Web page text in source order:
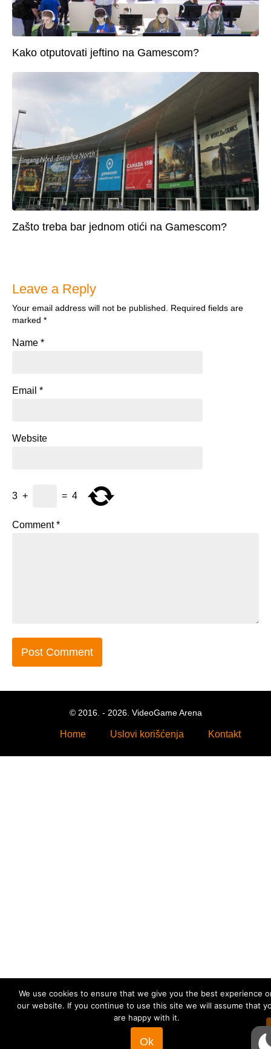
Kako otputovati jeftino na Gamescom?
Zašto treba bar jednom otići na Gamescom?
Leave a Reply
Your email address will not be published.
Required fields are
marked *
Name *
Email *
Website
3 + = 4
Comment*
© 2016. - 2026. VideoGame Arena
Home Uslovi korišćenja Kontakt
We use cookies to ensure that we give you the best experience
our website. If you continue to use this site we will assume that
are happy with it.
Ok